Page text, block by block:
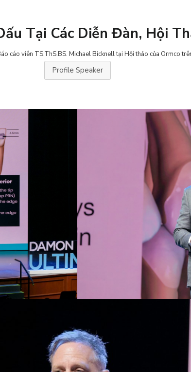
Tại Các Diễn Đàn, Hội
cáo viên TS.ThS.BS. Michael Bicknell tại Hội thảo của Ormco
Profile Speaker